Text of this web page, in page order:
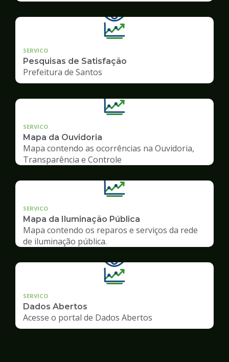
SERVICO
Pesquisas de Satisfação
Prefeitura de Santos
SERVICO
Mapa da Ouvidoria
Mapa contendo as ocorrências na Ouvidoria,
Transparência e Controle
SERVICO
Mapa da Iluminação Pública
Mapa contendo os reparos e serviços da rede
de iluminação pública.
SERVICO
Dados Abertos
Acesse o portal de Dados Abertos